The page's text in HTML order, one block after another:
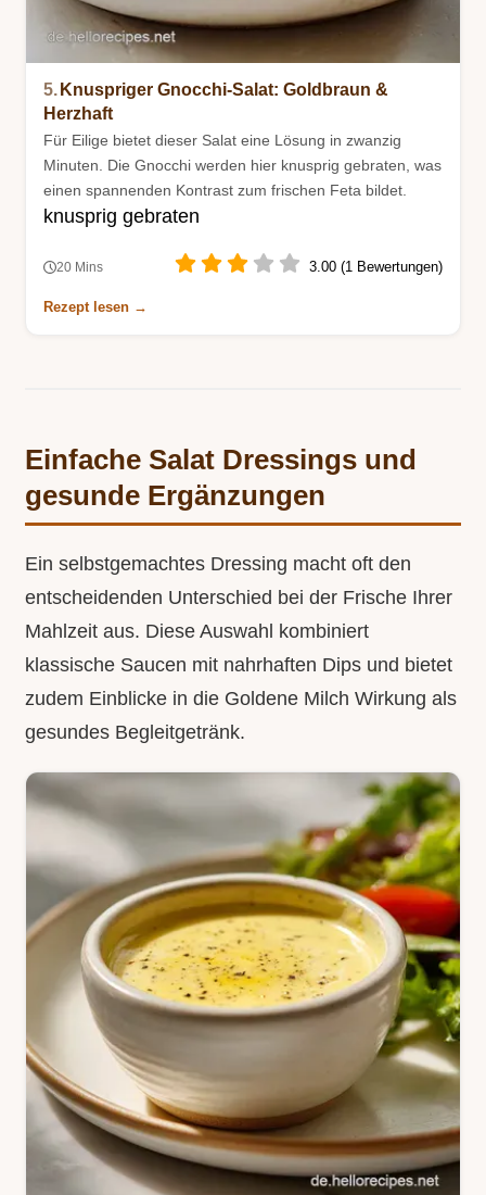
5. Knuspriger Gnocchi-Salat: Goldbraun &
Herzhaft
Für Eilige bietet dieser Salat eine Lösung in zwanzig
Minuten. Die Gnocchi werden hier knusprig gebraten, was
einen spannenden Kontrast zum frischen Feta bildet.
knusprig gebraten
20 Mins 3.00 (1 Bewertungen)
Rezept lesen →
Einfache Salat Dressings und
gesunde Ergänzungen
Ein selbstgemachtes Dressing macht oft den
entscheidenden Unterschied bei der Frische Ihrer
Mahlzeit aus. Diese Auswahl kombiniert
klassische Saucen mit nahrhaften Dips und bietet
zudem Einblicke in die Goldene Milch Wirkung als
gesundes Begleitgetränk.